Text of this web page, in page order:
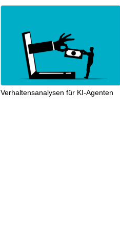
Verhaltensanalysen für KI-Agenten